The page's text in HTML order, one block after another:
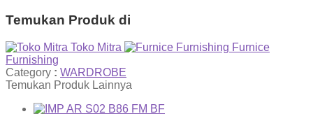
Temukan Produk di
Toko Mitra
Furnice
Furnishing
Category : WARDROBE
Temukan Produk Lainnya